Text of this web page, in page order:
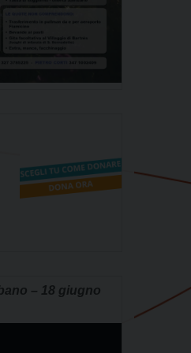
– 18 giugno